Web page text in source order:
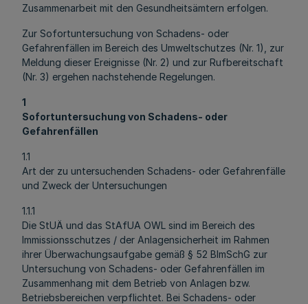
Zusammenarbeit mit den Gesundheitsämtern erfolgen.
Zur Sofortuntersuchung von Schadens- oder
Gefahrenfällen im Bereich des Umweltschutzes (Nr. 1), zur
Meldung dieser Ereignisse (Nr. 2) und zur Rufbereitschaft
(Nr. 3) ergehen nachstehende Regelungen.
1
Sofortuntersuchung von Schadens- oder
Gefahrenfällen
1.1
Art der zu untersuchenden Schadens- oder Gefahrenfälle
und Zweck der Untersuchungen
1.1.1
Die StUÄ und das StAfUA OWL sind im Bereich des
Immissionsschutzes / der Anlagensicherheit im Rahmen
ihrer Überwachungsaufgabe gemäß § 52 BImSchG zur
Untersuchung von Schadens- oder Gefahrenfällen im
Zusammenhang mit dem Betrieb von Anlagen bzw.
Betriebsbereichen verpflichtet. Bei Schadens- oder